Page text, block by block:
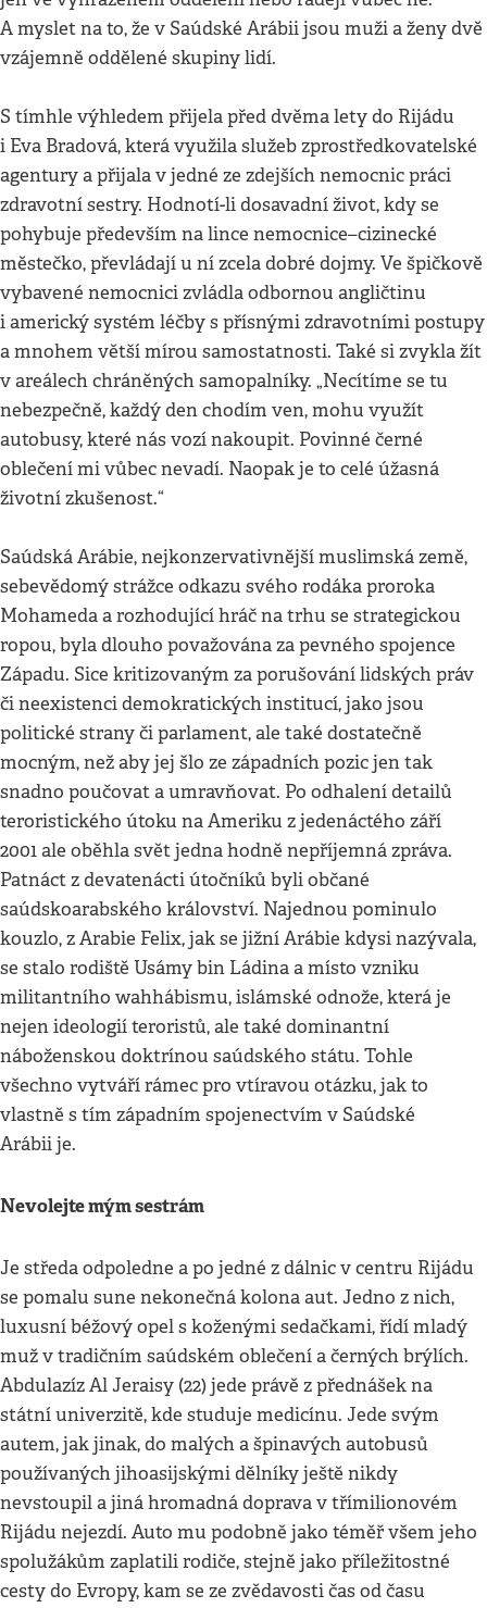
A myslet na to, že v Saúdské Arábii jsou muži a ženy dvě
vzájemně oddělené skupiny lidí.
S tímhle výhledem přijela před dvěma lety do Rijádu
i Eva Bradová, která využila služeb zprostředkovatelské
agentury a přijala v jedné ze zdejších nemocnic práci
zdravotní sestry. Hodnotí-li dosavadní život, kdy se
pohybuje především na lince nemocnice–cizinecké
městečko, převládají u ní zcela dobré dojmy. Ve špičkově
vybavené nemocnici zvládla odbornou angličtinu
i americký systém léčby s přísnými zdravotními postupy
a mnohem větší mírou samostatnosti. Také si zvykla žít
v areálech chráněných samopalníky. „Necítíme se tu
nebezpečně, každý den chodím ven, mohu využít
autobusy, které nás vozí nakoupit. Povinné černé
oblečení mi vůbec nevadí. Naopak je to celé úžasná
životní zkušenost.“
Saúdská Arábie, nejkonzervativnější muslimská země,
sebevědomý strážce odkazu svého rodáka proroka
Mohameda a rozhodující hráč na trhu se strategickou
ropou, byla dlouho považována za pevného spojence
Západu. Sice kritizovaným za porušování lidských práv
či neexistenci demokratických institucí, jako jsou
politické strany či parlament, ale také dostatečně
mocným, než aby jej šlo ze západních pozic jen tak
snadno poučovat a umravňovat. Po odhalení detailů
teroristického útoku na Ameriku z jedenáctého září
2001 ale oběhla svět jedna hodně nepříjemná zpráva.
Patnáct z devatenácti útočníků byli občané
saúdskoarabského království. Najednou pominulo
kouzlo, z Arabie Felix, jak se jižní Arábie kdysi nazývala,
se stalo rodiště Usámy bin Ládina a místo vzniku
militantního wahhábismu, islámské odnože, která je
nejen ideologií teroristů, ale také dominantní
náboženskou doktrínou saúdského státu. Tohle
všechno vytváří rámec pro vtíravou otázku, jak to
vlastně s tím západním spojenectvím v Saúdské
Arábii je.
Nevolejte mým sestrám
Je středa odpoledne a po jedné z dálnic v centru Rijádu
se pomalu sune nekonečná kolona aut. Jedno z nich,
luxusní béžový opel s koženými sedačkami, řídí mladý
muž v tradičním saúdském oblečení a černých brýlích.
Abdulazíz Al Jeraisy (22) jede právě z přednášek na
státní univerzitě, kde studuje medicínu. Jede svým
autem, jak jinak, do malých a špinavých autobusů
používaných jihoasijskými dělníky ještě nikdy
nevstoupil a jiná hromadná doprava v třímilionovém
Rijádu nejezdí. Auto mu podobně jako téměř všem jeho
spolužákům zaplatili rodiče, stejně jako příležitostné
cesty do Evropy, kam se ze zvědavosti čas od času